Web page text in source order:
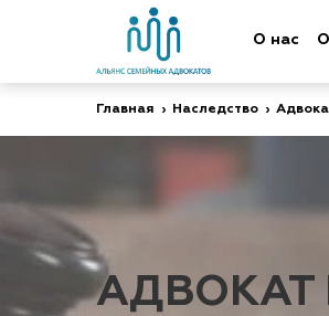
О нас
Главная › Наследство ›
АДВОКАТ